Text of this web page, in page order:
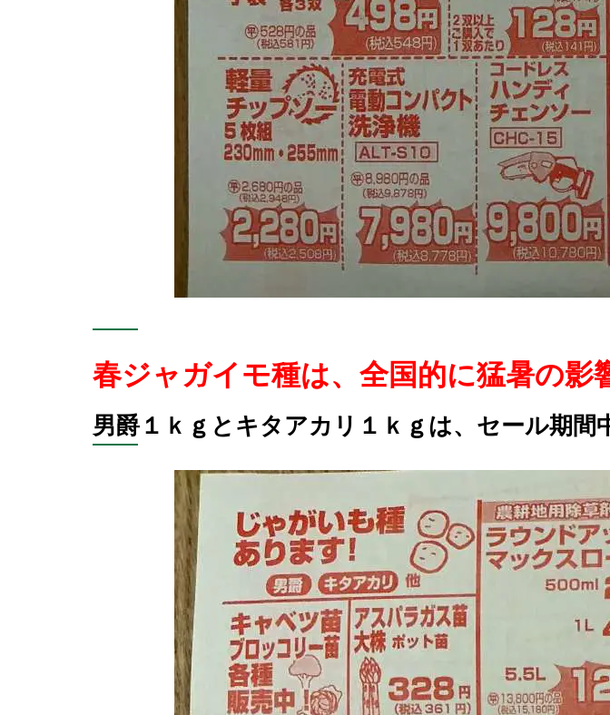
春ジャガイモ種は、全国的に猛暑の影
男爵１ｋｇとキタアカリ１ｋｇは、セール期間